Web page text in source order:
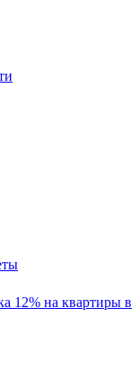
12% на квартиры в